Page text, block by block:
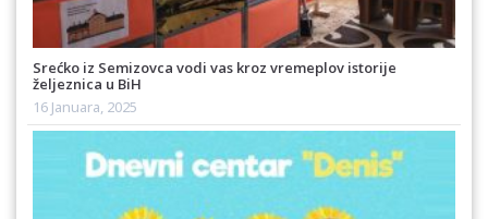
Srećko iz Semizovca vodi vas kroz vremeplov istorije
željeznica u BiH
16 Januara, 2025